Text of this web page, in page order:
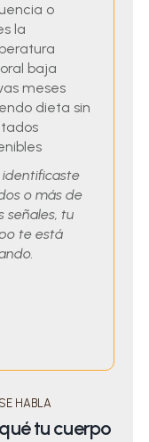
o
la
baja
meses
dieta sin
identificaste
o más de
señales, tu
te está
HABLA
tu cuerpo